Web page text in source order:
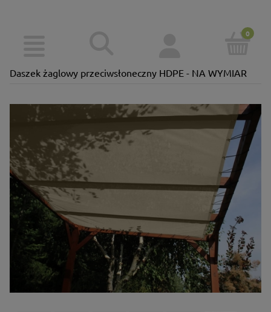
Daszek żaglowy przeciwsłoneczny HDPE - NA WYMIAR